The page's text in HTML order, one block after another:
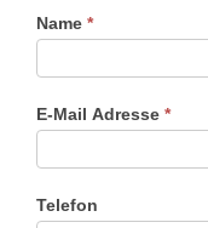
Name *
E-Mail Adresse *
Telefon